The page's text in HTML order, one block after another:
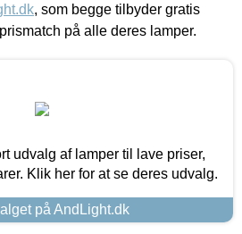
, som begge tilbyder gratis
på alle deres lamper.
udvalg af lamper til lave priser,
Klik her for at se deres udvalg.
på AndLight.dk